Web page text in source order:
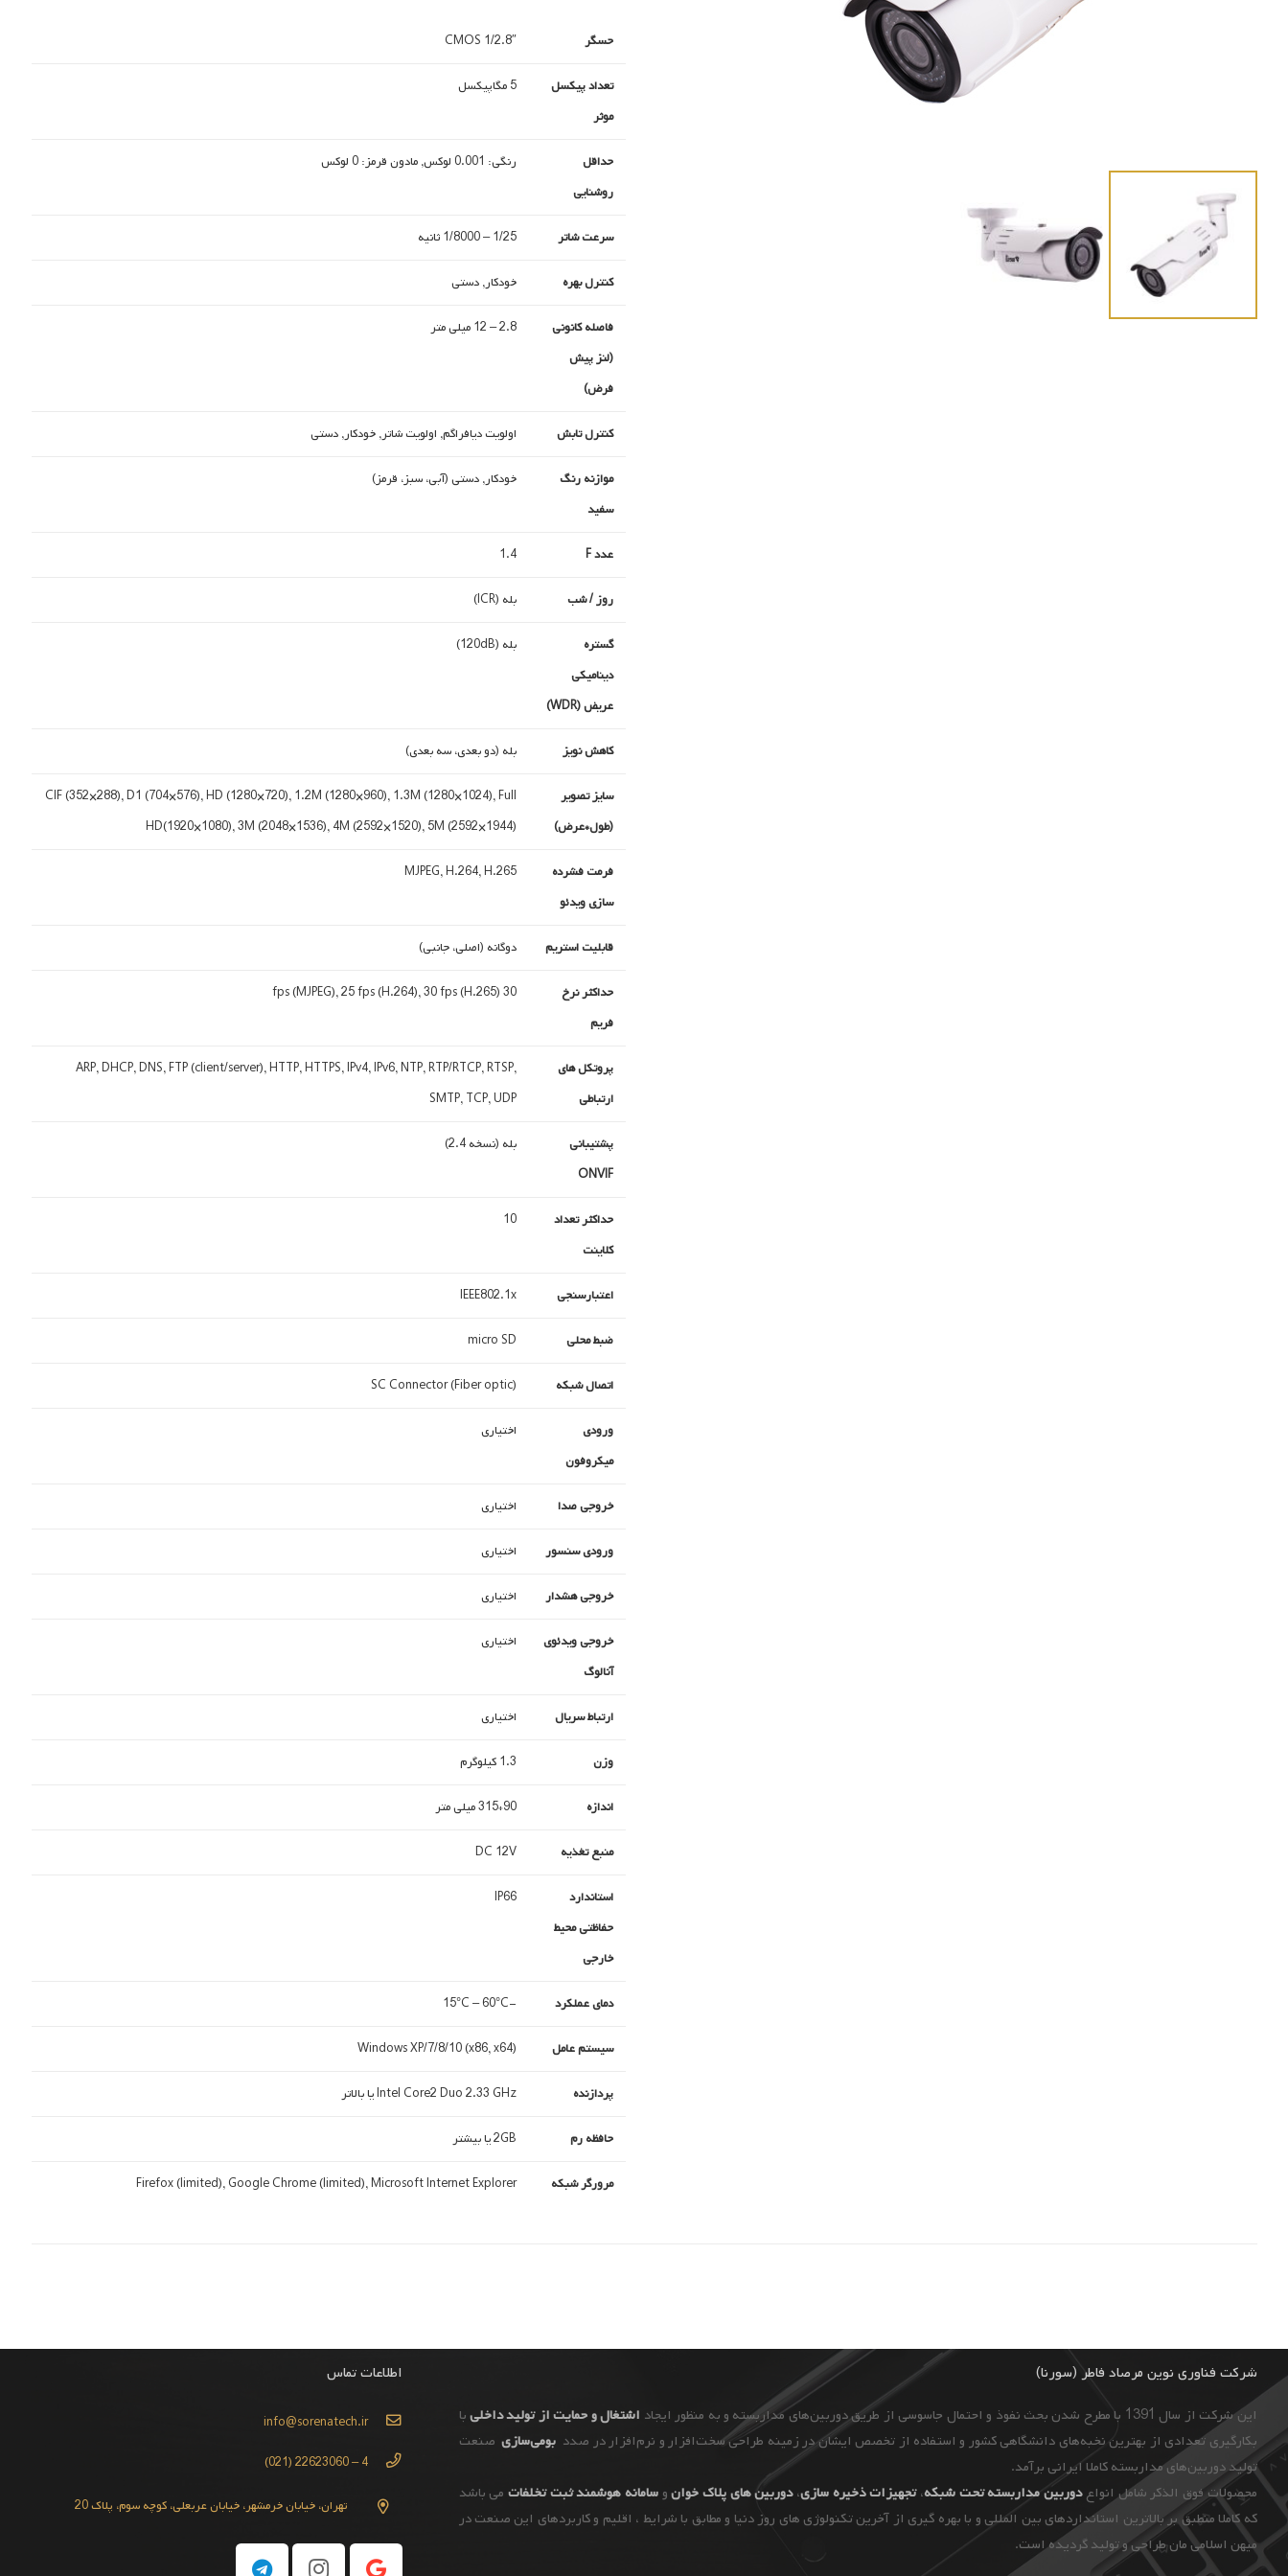
حسگر 1/2.8″ CMOS
تعداد پیکسل
موثر
5 مگاپیکسل
حداقل
روشنایی
رنگی: 0.001 لوکس, مادون قرمز: 0 لوکس
سرعت شاتر 1/25 – 1/8000 ثانیه
کنترل بهره خودکار, دستی
فاصله کانونی
(لنز پیش
فرض)
2.8 – 12 میلی متر
کنترل تابش اولویت دیافراگم, اولویت شاتر, خودکار, دستی
موازنه رنگ
سفید
خودکار, دستی (آبی، سبز، قرمز)
عدد F 1.4
روز / شب بله (ICR)
گستره
دینامیکی
عریض (WDR)
بله (120dB)
کاهش نویز بله (دو بعدی، سه بعدی)
سایز تصویر
(طول*عرض)
CIF (352×288), D1 (704×576), HD (1280×720), 1.2M (1280×960), 1.3M (1280×1024), Full
HD(1920×1080), 3M (2048×1536), 4M (2592×1520), 5M (2592×1944)
فرمت فشرده
سازی ویدئو
MJPEG, H.264, H.265
قابلیت استریم دوگانه (اصلی، جانبی)
حداکثر نرخ
فریم
30 fps (MJPEG), 25 fps (H.264), 30 fps (H.265)
پروتکل های
ارتباطی
ARP, DHCP, DNS, FTP (client/server), HTTP, HTTPS, IPv4, IPv6, NTP, RTP/RTCP, RTSP,
SMTP, TCP, UDP
پشتیبانی
ONVIF
بله (نسخه 2.4)
حداکثر تعداد
کلاینت
10
اعتبارسنجی IEEE802.1x
ضبط محلی micro SD
اتصال شبکه SC Connector (Fiber optic)
ورودی
میکروفون
اختیاری
خروجی صدا اختیاری
ورودی سنسور اختیاری
خروجی هشدار اختیاری
خروجی ویدئوی
آنالوگ
اختیاری
ارتباط سریال اختیاری
وزن 1.3 کیلوگرم
اندازه 90*315 میلی متر
منبع تغذیه DC 12V
استاندارد
حفاظتی محیط
خارجی
IP66
دمای عملکرد -15°C – 60°C
سیستم عامل Windows XP/7/8/10 (x86, x64)
پردازنده Intel Core2 Duo 2.33 GHz یا بالاتر
حافظه رم 2GB یا بیشتر
مرورگر شبکه Firefox (limited), Google Chrome (limited), Microsoft Internet Explorer
شرکت فناوری نوین مرصاد فاطر (سورنا)
این شرکت از سال 1391 با مطرح شدن بحث نفوذ و احتمال جاسوسی از طریق دوربین‌های مداربسته و به ‌منظور ایجاد اشتغال و حمایت از تولید داخلیبا
بکارگیری تعدادی از بهترین نخبه‌های دانشگاهی کشور و استفاده از تخصص ایشان در زمینه طراحی سخت‌افزار و نرم‌افزار در صدد بومی‌سازی صنعت
تولید دوربین‌های مداربسته کاملا ایرانی برآمد.
محصولات فوق الذکر شامل انواع دوربین مداربسته تحت شبکه،تجهیزاتذخیره سازی، دوربین های پلاک خوانوسامانه هوشمند ثبت تخلفات می باشد
که کاملا منطبق بر بالاترین استانداردهای بین المللی و با بهره گیری از آخرین تکنولوژی های روز دنیا و مطابق با شرایط ، اقلیم و کاربردهای این صنعت در
میهن اسلامی مان طراحی و تولید گردیده است.
اطلاعات تماس
info@sorenatech.ir
4 – 22623060 (021)
تهران، خیابان خرمشهر، خیابان عربعلی، کوچه سوم، پلاک 20